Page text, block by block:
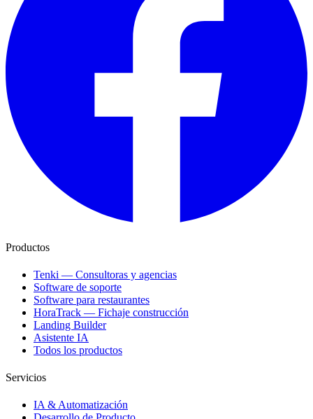
Productos
Tenki — Consultoras y agencias
Software de soporte
Software para restaurantes
HoraTrack — Fichaje construcción
Landing Builder
Asistente IA
Todos los productos
Servicios
IA & Automatización